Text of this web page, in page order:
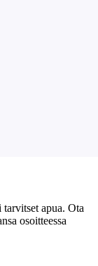
apua. Ota
osoitteessa